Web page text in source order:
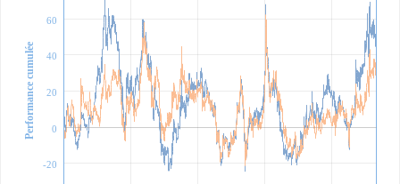
-20
0
20
40
60
Performance cumulée